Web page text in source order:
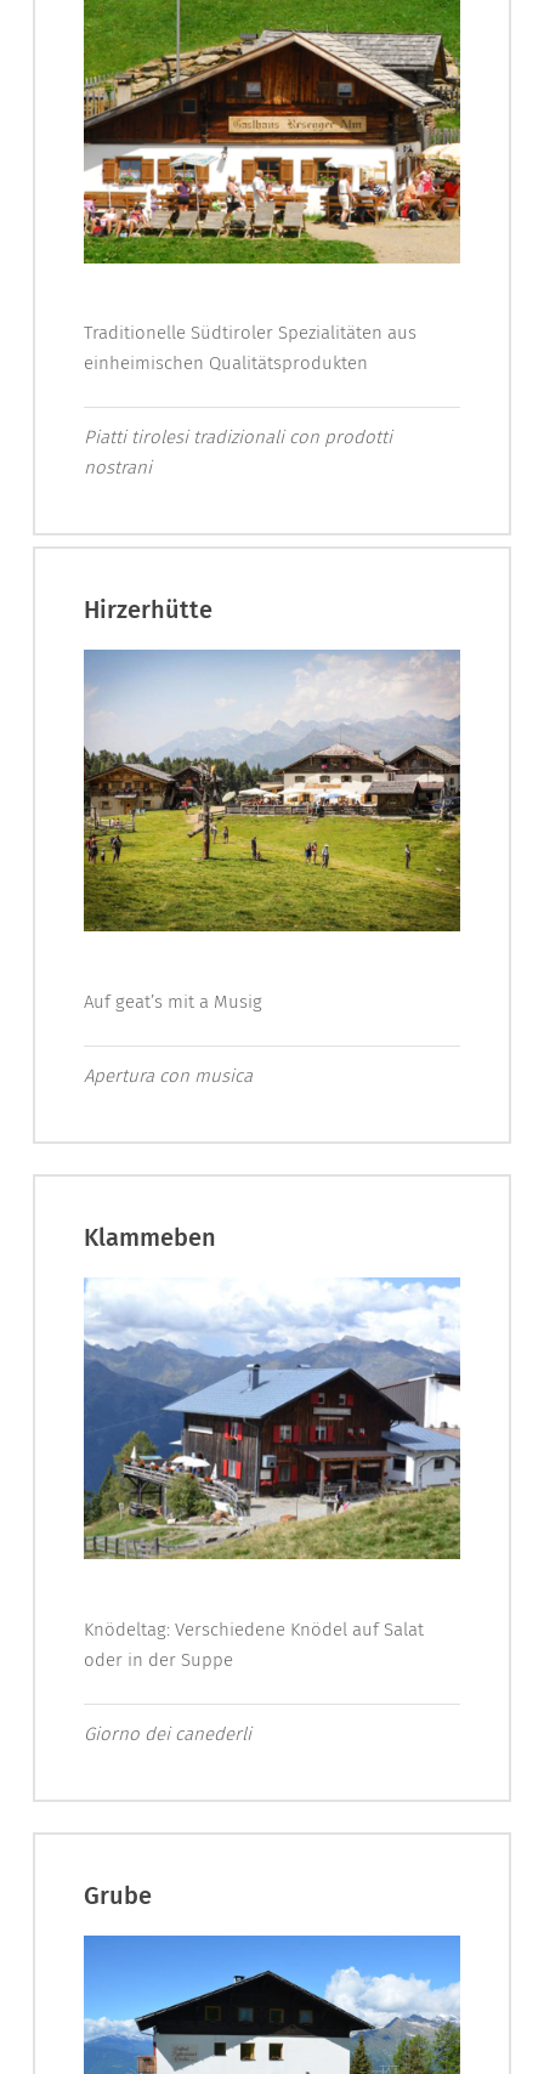
Traditionelle Südtiroler Spezialitäten aus
einheimischen Qualitätsprodukten
Piatti tirolesi tradizionali con prodotti
nostrani
Hirzerhütte
Auf geat’s mit a Musig
Apertura con musica
Klammeben
Knödeltag: Verschiedene Knödel auf Salat
oder in der Suppe
Giorno dei canederli
Grube